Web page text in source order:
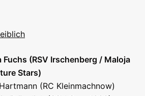
Fuchs (RSV Irschenberg / Maloja
Stars)
(RC Kleinmachnow)